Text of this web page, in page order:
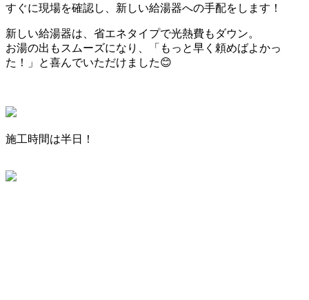
すぐに現場を確認し、新しい給湯器への手配をします！
新しい給湯器は、省エネタイプで光熱費もダウン。
お湯の出もスムーズになり、「もっと早く頼めばよかっ
た！」と喜んでいただけました😊
施工時間は半日！